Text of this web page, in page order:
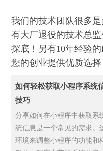
我们的技术团队很多
有大厂退役的技术总
探底！另有10年经验
您的创业提供优质选择
如何轻松获取小程序系统
技巧
分享如何在小程序中获取系
统信息是一个常见的需求。
环境来调整小程序的功能和